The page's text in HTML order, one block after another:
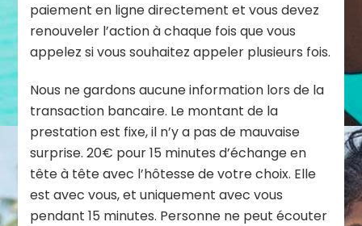
paiement en ligne directement et vous devez
renouveler l’action à chaque fois que vous
appelez si vous souhaitez appeler plusieurs fois.
Nous ne gardons aucune information lors de la
transaction bancaire. Le montant de la
prestation est fixe, il n’y a pas de mauvaise
surprise. 20€ pour 15 minutes d’échange en
tête à tête avec l’hôtesse de votre choix. Elle
est avec vous, et uniquement avec vous
pendant 15 minutes. Personne ne peut écouter